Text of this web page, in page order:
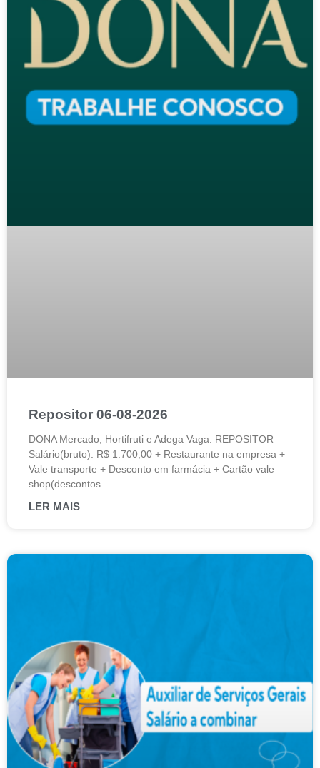
Repositor 06-08-2026
DONA Mercado, Hortifruti e Adega Vaga: REPOSITOR
Salário(bruto): R$ 1.700,00 + Restaurante na empresa +
Vale transporte + Desconto em farmácia + Cartão vale
shop(descontos
LER MAIS